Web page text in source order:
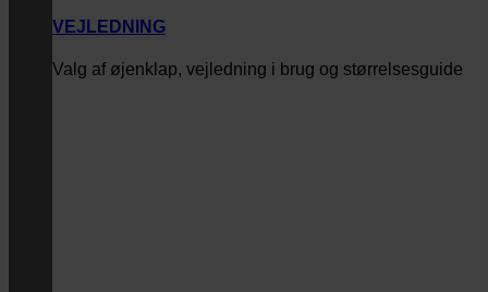
VEJLEDNING
Valg af øjenklap, vejledning i brug og størrelsesguide